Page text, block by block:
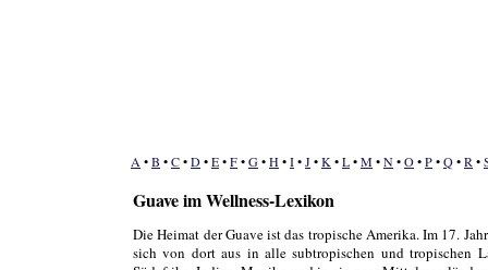
Guave im Wellness-Lexikon
Die Heimat der Guave ist das tropische Amerika. Im 17.
sich von dort aus in alle subtropischen und tropischen
A •B •C•D•E•F•G•H•I•J•K •L•M•N•O•P•Q•R •